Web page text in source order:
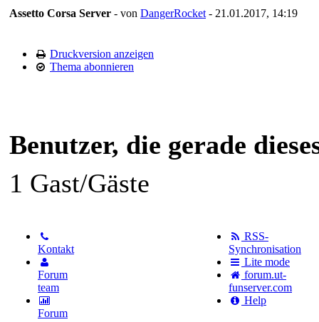
Assetto Corsa Server - von DangerRocket - 21.01.2017, 14:19
Druckversion anzeigen
Thema abonnieren
Benutzer, die gerade
1 Gast/Gäste
Kontakt
Forum
team
Forum
RSS-
Synchronisation
Lite mode
forum.ut-
funserver.com
Help